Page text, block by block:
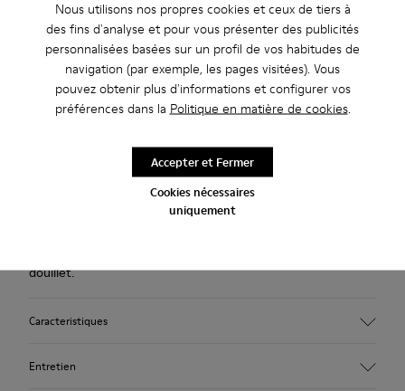
Nous utilisons nos propres cookies et ceux de tiers à
des fins d'analyse et pour vous présenter des publicités
personnalisées basées sur un profil de vos habitudes de
navigation (par exemple, les pages visitées). Vous
pouvez obtenir plus d'informations et configurer vos
préférences dans la Politique en matière de cookies.
Cookies nécessaires
uniquement
Accepter et Fermer
Description
Chaussons pour femme en laine recyclée bleue, noire et
blanche avec une semelle intérieure en EVA et une semelle
extérieure en caoutchouc.
Nos emblématiques chaussons Wabi s’inspirent du
minimalisme japonais. Confectionnés dans l’idée de limiter les
composants et les processus de production employés, ces
douillet.
Caracteristiques
Entretien